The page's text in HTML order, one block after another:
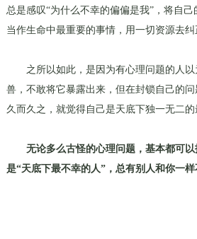
总是感叹“为什么不幸的偏偏是我”，将自
当作生命中最重要的事情，用一切资源去纠
之所以如此，是因为有心理问题的人以
兽，不敢将它暴露出来，但在封锁自己的问
久而久之，就觉得自己是天底下独一无二的
无论多么古怪的心理问题，基本都可
是“天底下最不幸的人”，总有别人和你一样